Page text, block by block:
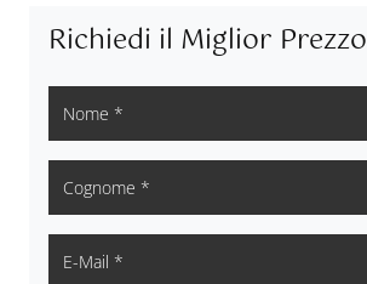
Richiedi il Miglior Prezzo